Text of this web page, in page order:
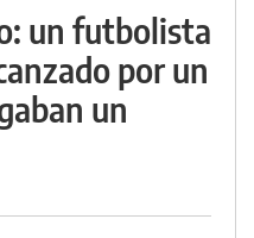
un futbolista
por un
un